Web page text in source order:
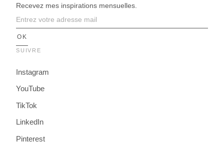
Recevez mes inspirations mensuelles.
SUIVRE
Instagram
YouTube
TikTok
LinkedIn
Pinterest